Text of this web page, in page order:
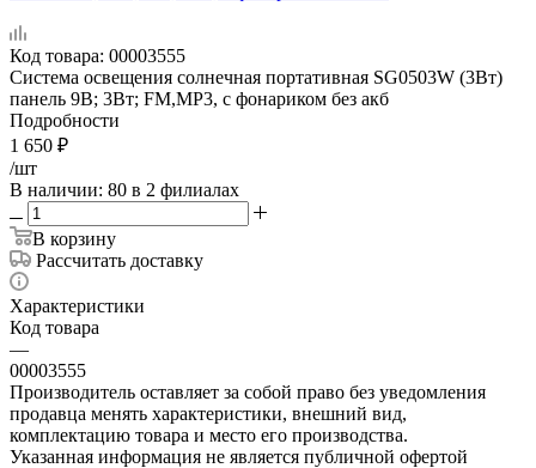
Код товара: 00003555
Система освещения солнечная портативная SG0503W (3Вт)
панель 9В; 3Вт; FM,MP3, с фонариком без акб
Подробности
1 650 ₽
/шт
В наличии: 80 в 2 филиалах
В корзину
Рассчитать доставку
Характеристики
Код товара
—
00003555
Производитель оставляет за собой право без уведомления
продавца менять характеристики, внешний вид,
комплектацию товара и место его производства.
Указанная информация не является публичной офертой